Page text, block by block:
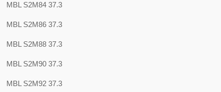
MBL S2M84 37.3
MBL S2M86 37.3
MBL S2M88 37.3
MBL S2M90 37.3
MBL S2M92 37.3